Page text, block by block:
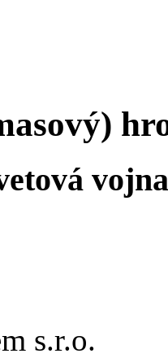
vojna
s.r.o.